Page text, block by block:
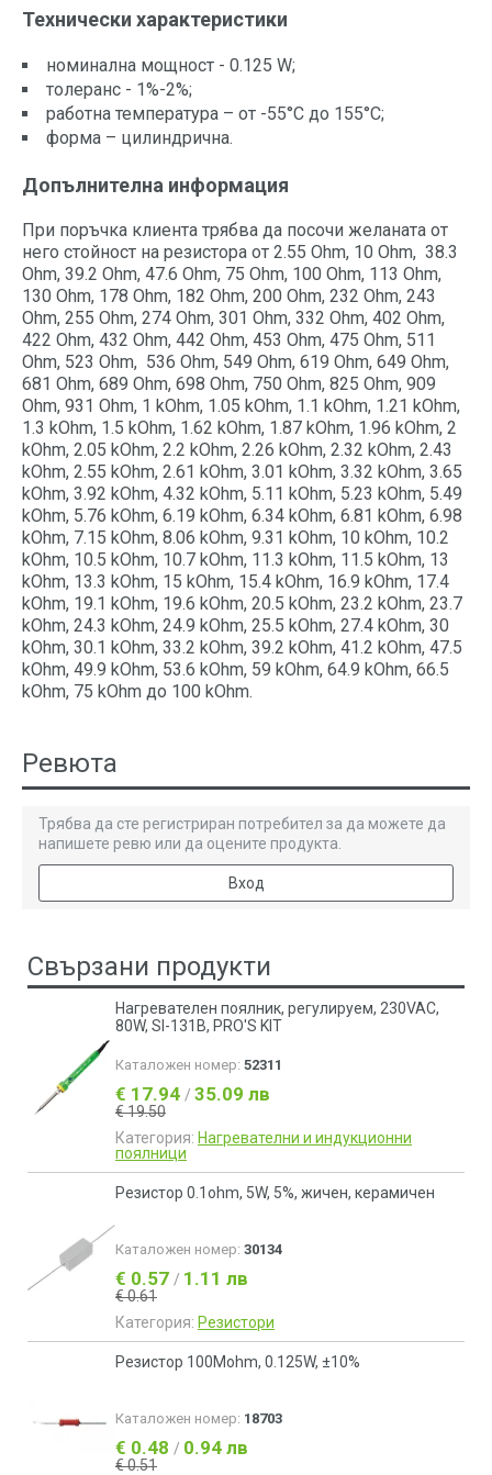
Технически характеристики
номинална мoщност - 0.125 W;
толеранс - 1%-2%;
работна температура – от -55°C до 155°C;
форма – цилиндрична.
Допълнителна информация
При поръчка клиента трябва да посочи желаната от
него стойност на резистора от 2.55 Ohm, 10 Ohm, 38.3
Ohm, 39.2 Ohm, 47.6 Ohm, 75 Ohm, 100 Ohm, 113 Ohm,
130 Ohm, 178 Ohm, 182 Ohm, 200 Ohm, 232 Ohm, 243
Ohm, 255 Ohm, 274 Ohm, 301 Ohm, 332 Ohm, 402 Ohm,
422 Ohm, 432 Ohm, 442 Ohm, 453 Ohm, 475 Ohm, 511
Ohm, 523 Ohm, 536 Ohm, 549 Ohm, 619 Ohm, 649 Ohm,
681 Ohm, 689 Ohm, 698 Ohm, 750 Ohm, 825 Ohm, 909
Ohm, 931 Ohm, 1 kOhm, 1.05 kOhm, 1.1 kOhm, 1.21 kOhm,
1.3 kOhm, 1.5 kOhm, 1.62 kOhm, 1.87 kOhm, 1.96 kOhm, 2
kOhm, 2.05 kOhm, 2.2 kOhm, 2.26 kOhm, 2.32 kOhm, 2.43
kOhm, 2.55 kOhm, 2.61 kOhm, 3.01 kOhm, 3.32 kOhm, 3.65
kOhm, 3.92 kOhm, 4.32 kOhm, 5.11 kOhm, 5.23 kOhm, 5.49
kOhm, 5.76 kOhm, 6.19 kOhm, 6.34 kOhm, 6.81 kOhm, 6.98
kOhm, 7.15 kOhm, 8.06 kOhm, 9.31 kOhm, 10 kOhm, 10.2
kOhm, 10.5 kOhm, 10.7 kOhm, 11.3 kOhm, 11.5 kOhm, 13
kOhm, 13.3 kOhm, 15 kOhm, 15.4 kOhm, 16.9 kOhm, 17.4
kOhm, 19.1 kOhm, 19.6 kOhm, 20.5 kOhm, 23.2 kOhm, 23.7
kOhm, 24.3 kOhm, 24.9 kOhm, 25.5 kOhm, 27.4 kOhm, 30
kOhm, 30.1 kOhm, 33.2 kOhm, 39.2 kOhm, 41.2 kOhm, 47.5
kOhm, 49.9 kOhm, 53.6 kOhm, 59 kOhm, 64.9 kOhm, 66.5
kOhm, 75 kOhm до 100 kOhm.
Ревюта
Трябва да сте регистриран потребител за да можете да
напишете ревю или да оцените продукта.
Вход
Свързани продукти
Нагревателен поялник, регулируем, 230VAC,
80W, SI-131B, PRO'S KIT
Каталожен номер: 52311
€ 17.94 / 35.09 лв
€ 19.50
Категория: Нагревателни и индукционни
поялници
Резистор 0.1ohm, 5W, 5%, жичен, керамичен
Каталожен номер: 30134
€ 0.57 / 1.11 лв
€ 0.61
Категория: Резистори
Резистор 100Mohm, 0.125W, ±10%
Каталожен номер: 18703
€ 0.48 / 0.94 лв
€ 0.51